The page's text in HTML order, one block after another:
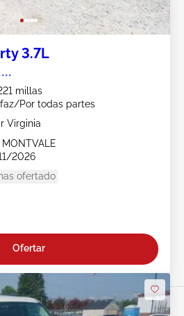
3.7L
millas
Por todas partes
Virginia
2026
ofertado
Ofertar